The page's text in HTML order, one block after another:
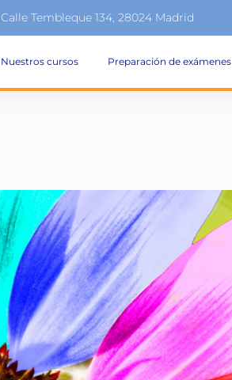
Calle Tembleque 134, 28024 Madrid
Nuestros cursos Preparación de exámenes